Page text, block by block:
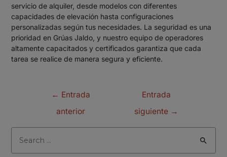
servicio de alquiler, desde modelos con diferentes
capacidades de elevación hasta configuraciones
personalizadas según tus necesidades. La seguridad es una
prioridad en Grúas Jaldo, y nuestro equipo de operadores
altamente capacitados y certificados garantiza que cada
tarea se realice de manera segura y eficiente.
← Entrada
anterior
Entrada
siguiente →